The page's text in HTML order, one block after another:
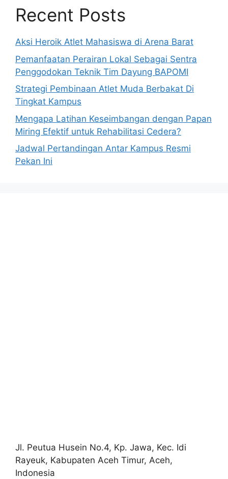
Recent Posts
Aksi Heroik Atlet Mahasiswa di Arena Barat
Pemanfaatan Perairan Lokal Sebagai Sentra
Penggodokan Teknik Tim Dayung BAPOMI
Strategi Pembinaan Atlet Muda Berbakat Di
Tingkat Kampus
Mengapa Latihan Keseimbangan dengan Papan
Miring Efektif untuk Rehabilitasi Cedera?
Jadwal Pertandingan Antar Kampus Resmi
Pekan Ini
Jl. Peutua Husein No.4, Kp. Jawa, Kec. Idi
Rayeuk, Kabupaten Aceh Timur, Aceh,
Indonesia